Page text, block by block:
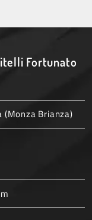
Fortunato
(Monza Brianza)